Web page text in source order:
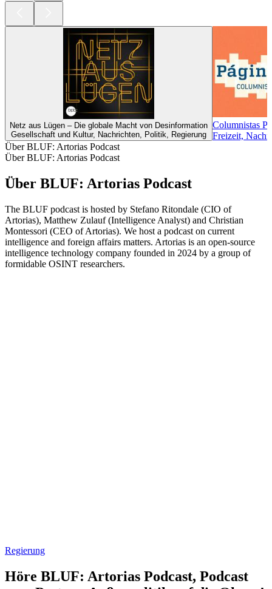
Netz aus Lügen – Die globale Macht von Desinformation
Gesellschaft und Kultur, Nachrichten, Politik, Regierung
Columnistas
Freizeit,
Über BLUF: Artorias Podcast
Über BLUF: Artorias Podcast
Über BLUF: Artorias Podcast
The BLUF podcast is hosted by Stefano Ritondale (CIO of
Artorias), Matthew Zulauf (Intelligence Analyst) and Christian
Montessori (CEO of Artorias). We host a podcast on current
intelligence and foreign affairs matters. Artorias is an open-source
intelligence technology company founded in 2024 by a group of
formidable OSINT researchers.
Regierung
Höre BLUF: Artorias Podcast, Podcast